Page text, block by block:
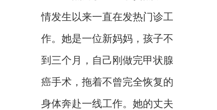
情发生以来一直在发热门诊工
作。她是一位新妈妈，孩子不
到三个月，自己刚做完甲状腺
癌手术，拖着不曾完全恢复的
身体奔赴一线工作。她的丈夫